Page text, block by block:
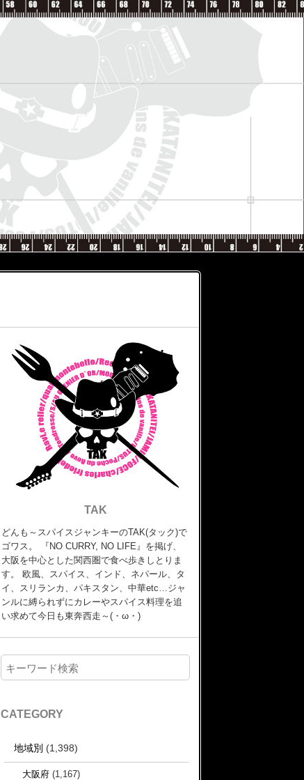
TAK
どんも～スパイスジャンキーのTAK(タック)で
ゴワス。 『NO CURRY, NO LIFE』を掲げ、
大阪を中心とした関西圏で食べ歩きしとりま
す。 欧風、スパイス、インド、ネパール、タ
イ、スリランカ、パキスタン、中華etc…ジャ
ンルに縛られずにカレーやスパイス料理を追
い求めて今日も東奔西走～(・ω・)
CATEGORY
地域別 (1,398)
大阪府(1,167)